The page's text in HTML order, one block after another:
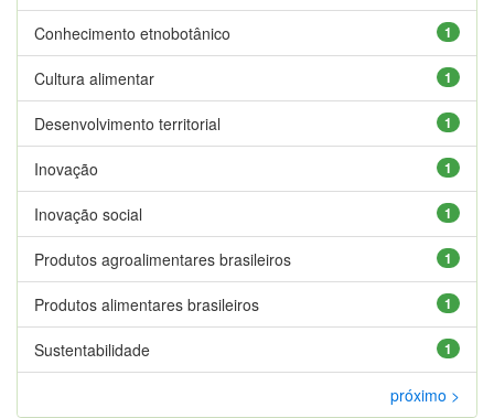
1
Conhecimento etnobotânico
1
Cultura alimentar
1
Desenvolvimento territorial
1
Inovação
1
Inovação social
1
Produtos agroalimentares brasileiros
1
Produtos alimentares brasileiros
1
Sustentabilidade
próximo >